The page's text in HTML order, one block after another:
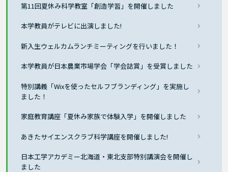
第11回夏休み科学教室「創造学習」を開催しました
本学教員がテレビに出演しました!
新入生ウェルカムランチミーティングを行いました！
本学教員が日本農業市場学会「学会誌賞」を受賞しました
特別講義「Wixを使ったセルフブランディング」を実施し
ました！
家庭教育講座「夏休み家族で体験入学」を開催しました
あきたサイエンスクラブ科学講座を開催しました!
日本工学アカデミー北海道・東北支部特別講演会を開催し
ました